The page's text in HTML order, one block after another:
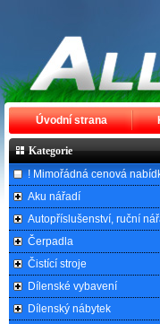
Úvodní strana
Kategorie
! Mimořádná cenová
Aku nářadí
Autopříslušenství, ruční
Čerpadla
Čistící stroje
Dílenské vybavení
Dílenský nábytek